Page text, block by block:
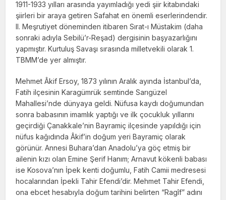
1911-1933 yılları arasında yayımladığı yedi şiir kitabındaki
şiirleri bir araya getiren Safahat en önemli eserlerindendir.
II. Meşrutiyet döneminden itibaren Sırat-ı Müstakim (daha
sonraki adıyla Sebilü’r-Reşad) dergisinin başyazarlığını
yapmıştır. Kurtuluş Savaşı sırasında milletvekili olarak 1.
TBMM’de yer almıştır.
Mehmet Âkif Ersoy, 1873 yılının Aralık ayında İstanbul’da,
Fatih ilçesinin Karagümrük semtinde Sarıgüzel
Mahallesi’nde dünyaya geldi. Nüfusa kaydı doğumundan
sonra babasının imamlık yaptığı ve ilk çocukluk yıllarını
geçirdiği Çanakkale’nin Bayramiç ilçesinde yapıldığı için
nüfus kağıdında Âkif’in doğum yeri Bayramiç olarak
görünür. Annesi Buhara’dan Anadolu’ya göç etmiş bir
ailenin kızı olan Emine Şerif Hanım; Arnavut kökenli babası
ise Kosova’nın İpek kenti doğumlu, Fatih Camii medresesi
hocalarından İpekli Tahir Efendi’dir. Mehmet Tahir Efendi,
ona ebcet hesabıyla doğum tarihini belirten “Ragîf” adını